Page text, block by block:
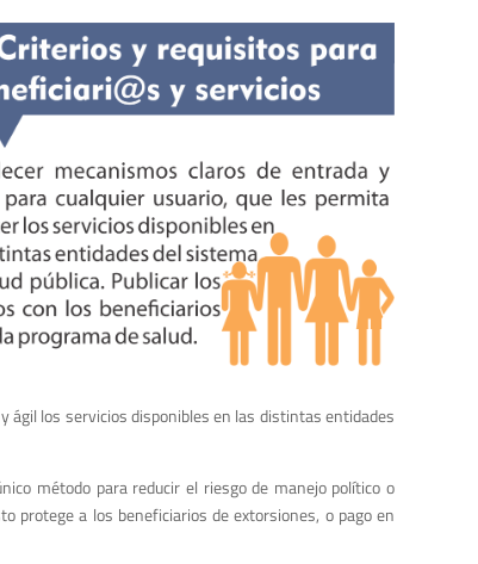
ágil los servicios disponibles en las distintas entidades
método para reducir el riesgo de manejo político o
protege a los beneficiarios de extorsiones, o pago en